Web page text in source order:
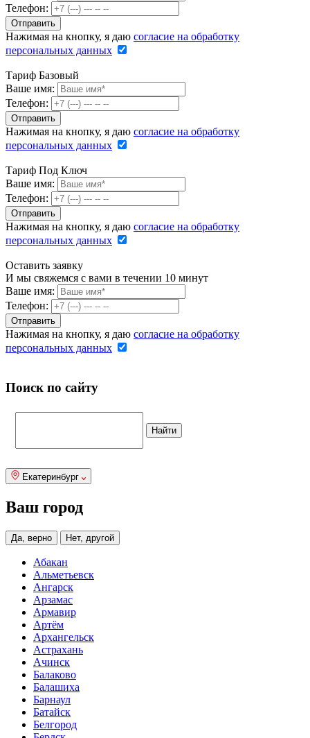
Телефон:
Нажимая на кнопку, я даю согласие на обработку
персональных данных
Тариф Базовый
Ваше имя:
Телефон:
Нажимая на кнопку, я даю согласие на обработку
персональных данных
Тариф Под Ключ
Ваше имя:
Телефон:
Нажимая на кнопку, я даю согласие на обработку
персональных данных
Оставить заявку
И мы свяжемся с вами в течении 10 минут
Ваше имя:
Телефон:
Нажимая на кнопку, я даю согласие на обработку
персональных данных
Поиск по сайту
Екатеринбург
Ваш город
Да, верно Нет, другой
Абакан
Альметьевск
Ангарск
Арзамас
Армавир
Артём
Архангельск
Астрахань
Ачинск
Балаково
Балашиха
Барнаул
Батайск
Белгород